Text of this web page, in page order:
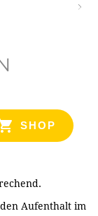
SHOP
Aufenthalt im